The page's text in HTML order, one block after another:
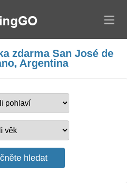
zdarma San José de
Argentina